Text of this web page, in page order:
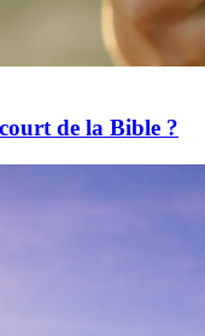
de la Bible ?